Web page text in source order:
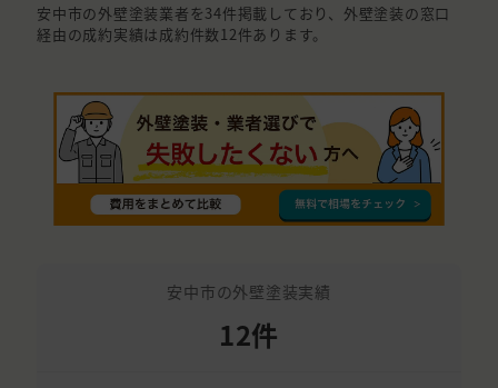
安中市の外壁塗装業者を34件掲載しており、外壁塗装の窓口
経由の成約実績は成約件数12件あります。
安中市の外壁塗装実績
12件